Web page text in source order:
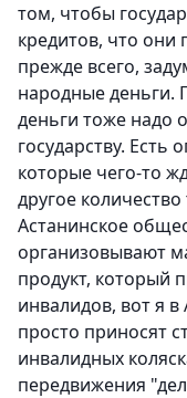
том, чтобы
кредитов, что они
прежде всего,
народные деньги.
деньги тоже надо
государству. Есть
которые чего-то
другое
Астанинское
организовывают
продукт, который
инвалидов, вот я в
просто приносят
инвалидных
передвижения